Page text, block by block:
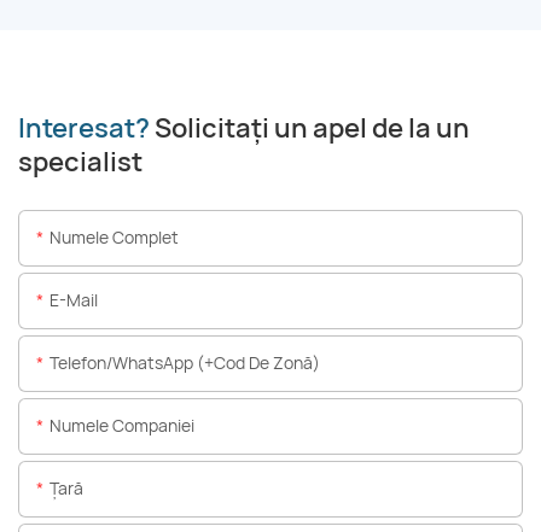
Interesat? Solicitați un apel de la un
specialist
Numele Complet
E-Mail
Telefon/WhatsApp (+Cod De Zonă)
Numele Companiei
Ţară